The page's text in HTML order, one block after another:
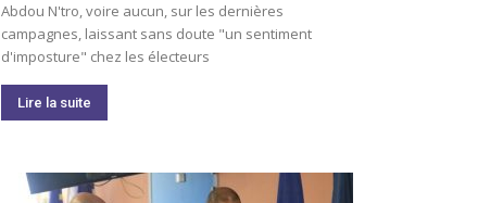
Abdou N'tro, voire aucun, sur les dernières
campagnes, laissant sans doute "un sentiment
d'imposture" chez les électeurs
Lire la suite